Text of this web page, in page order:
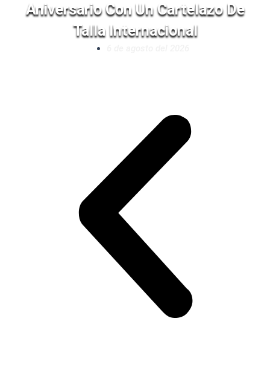
Aniversario Con Un Cartelazo De
Talla Internacional